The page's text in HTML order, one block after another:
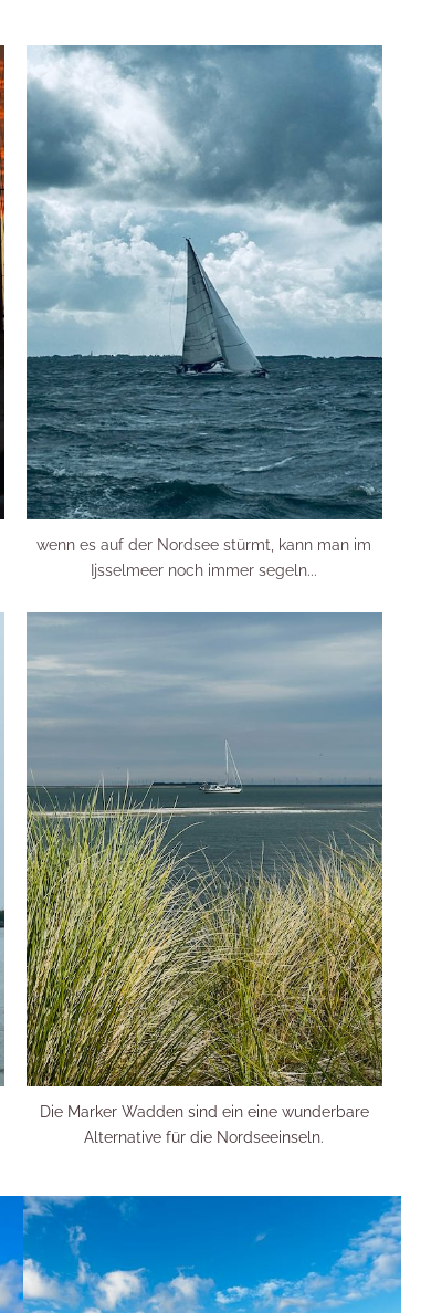
wenn es auf der Nordsee stürmt, kann man im
Ijsselmeer noch immer segeln...
Die Marker Wadden sind ein eine wunderbare
Alternative für die Nordseeinseln.